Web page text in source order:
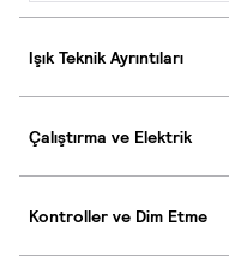
Işık Teknik Ayrıntıları
Çalıştırma ve Elektrik
Kontroller ve Dim Etme